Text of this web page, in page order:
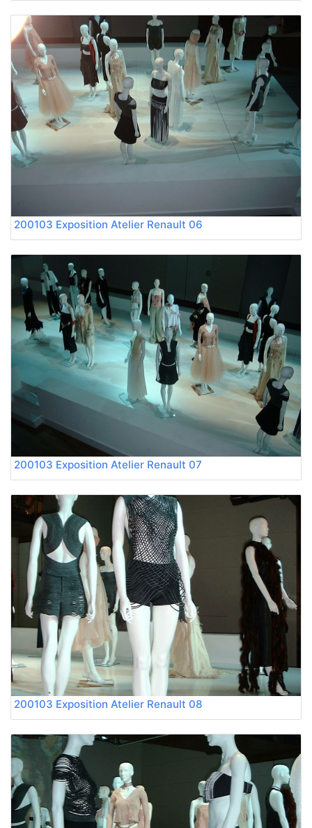
200103 Exposition Atelier Renault 06
200103 Exposition Atelier Renault 07
200103 Exposition Atelier Renault 08